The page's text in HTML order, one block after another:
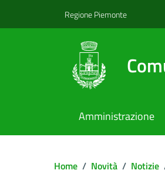
Regione Piemonte
Amministrazione
Home / Novità / Notizie